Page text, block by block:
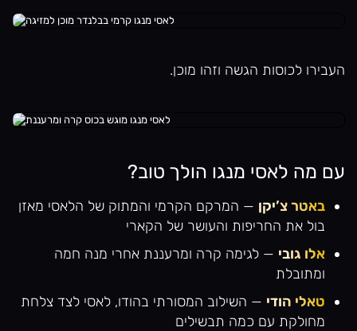
העבירו לכוסות הגשה וזהו מוכן.
עם מה לאסי מנגו הולך טוב?
באטר צ’יקן — המרקם הקרמי והמתוק של הלאסי מאזן
בול את החריפות והעושר של הקארי
אלו גובי — לגימה קרה ומרעננת אחרי מנה חמה
ומתובלת
טאלי הודי — השילוב המסורתי בהודו, לאסי לצד צלחת
מחולקת עם כמה תבשילים